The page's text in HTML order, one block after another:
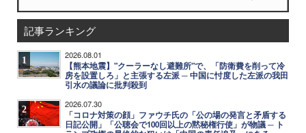
記事ランキング
1 2026.08.01
【熊本地震】"クーラーなし避難所"で、「防衛費を削って冷
房を設置しろ」と主張する左派 ─ 中国に忖度した左派の我田
引水の議論に批判殺到
2 2026.07.30
「コロナ対策の顔」ファウチ氏の「公の場の発言と矛盾する
日記公開」「公聴会で100回以上の黙秘権行使」が物議 ─ ト